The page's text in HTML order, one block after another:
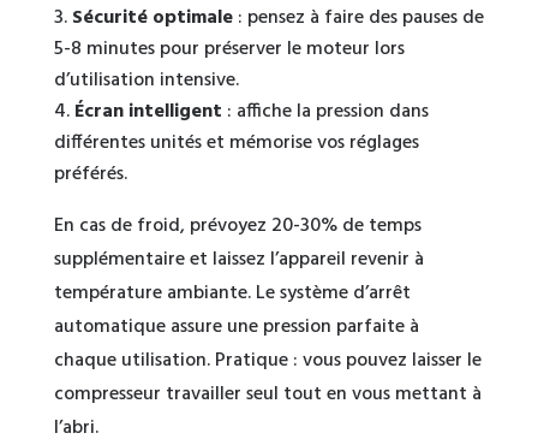
Sécurité optimale: pensez à faire des pauses de
5-8 minutes pour préserver le moteur lors
d’utilisation intensive.
Écran intelligent : affiche la pression dans
différentes unités et mémorise vos réglages
préférés.
En cas de froid, prévoyez 20-30% de temps
supplémentaire et laissez l’appareil revenir à
température ambiante. Le système d’arrêt
automatique assure une pression parfaite à
chaque utilisation. Pratique : vous pouvez laisser le
compresseur travailler seul tout en vous mettant à
l’abri.